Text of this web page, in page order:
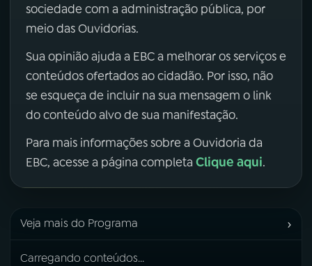
sociedade com a administração pública, por
meio das Ouvidorias.
Sua opinião ajuda a EBC a melhorar os serviços e
conteúdos ofertados ao cidadão. Por isso, não
se esqueça de incluir na sua mensagem o link
do conteúdo alvo de sua manifestação.
Para mais informações sobre a Ouvidoria da
EBC, acesse a página completa Clique aqui.
Veja mais do Programa ›
Carregando conteúdos...